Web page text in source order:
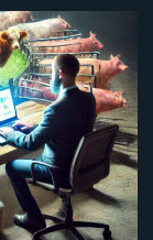
الحيوانات:
ضرورة
إنهائه
في
عصر
الإنسانية